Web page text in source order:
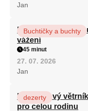
Jan
Hrnková maková
vážení
Buchtičky a buchty
45 minut
27. 07. 2026
Jan
Karamelový
pro celou rodinu
dezerty